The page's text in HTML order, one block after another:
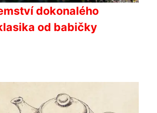
dokonalého
od babičky